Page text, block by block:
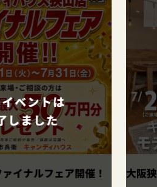
イナルフェア開催！
ベントは
しました
大阪